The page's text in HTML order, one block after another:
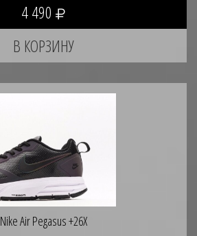
4 490
Nike Air Pegasus +26X